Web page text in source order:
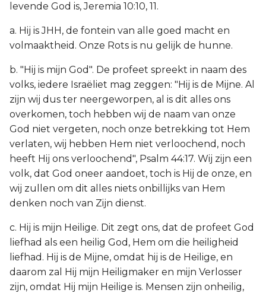
levende God is, Jeremia 10:10, 11.
a. Hij is JHH, de fontein van alle goed macht en
volmaaktheid. Onze Rots is nu gelijk de hunne.
b. "Hij is mijn God". De profeet spreekt in naam des
volks, iedere Israëliet mag zeggen: "Hij is de Mijne. Al
zijn wij dus ter neergeworpen, al is dit alles ons
overkomen, toch hebben wij de naam van onze
God niet vergeten, noch onze betrekking tot Hem
verlaten, wij hebben Hem niet verloochend, noch
heeft Hij ons verloochend", Psalm 44:17. Wij zijn een
volk, dat God oneer aandoet, toch is Hij de onze, en
wij zullen om dit alles niets onbillijks van Hem
denken noch van Zijn dienst.
c. Hij is mijn Heilige. Dit zegt ons, dat de profeet God
liefhad als een heilig God, Hem om die heiligheid
liefhad. Hij is de Mijne, omdat hij is de Heilige, en
daarom zal Hij mijn Heiligmaker en mijn Verlosser
zijn, omdat Hij mijn Heilige is. Mensen zijn onheilig,